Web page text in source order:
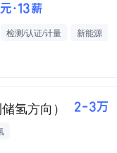
·13薪
检测/认证/计量
新能源
氢方向） 2-3万